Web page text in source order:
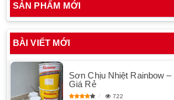
SẢN PHẨM MỚI
BÀI VIẾT MỚI
Sơn Chịu Nhiệt Rainbow
Giá Rẻ
722